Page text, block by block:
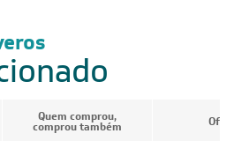
Quem comprou,
comprou também